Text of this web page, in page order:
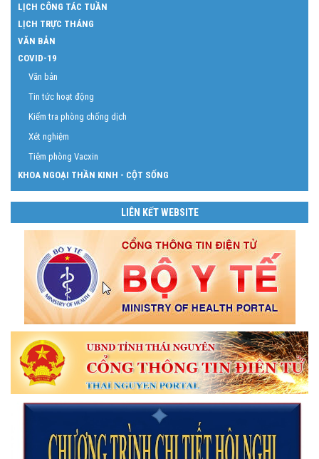
LỊCH CÔNG TÁC TUẦN
LỊCH TRỰC THÁNG
VĂN BẢN
COVID-19
Văn bản
Tin tức hoạt động
Kiểm tra phòng chống dịch
Xét nghiệm
Tiêm phòng Vacxin
KHOA NGOẠI THẦN KINH - CỘT SỐNG
LIÊN KẾT WEBSITE